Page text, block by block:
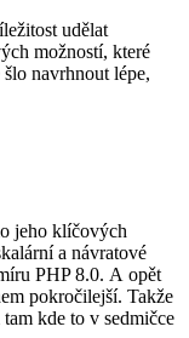
udělat
možností, které
navrhnout lépe,
jeho klíčových
a návratové
PHP 8.0. A opět
pokročilejší. Takže
kde to v sedmičce